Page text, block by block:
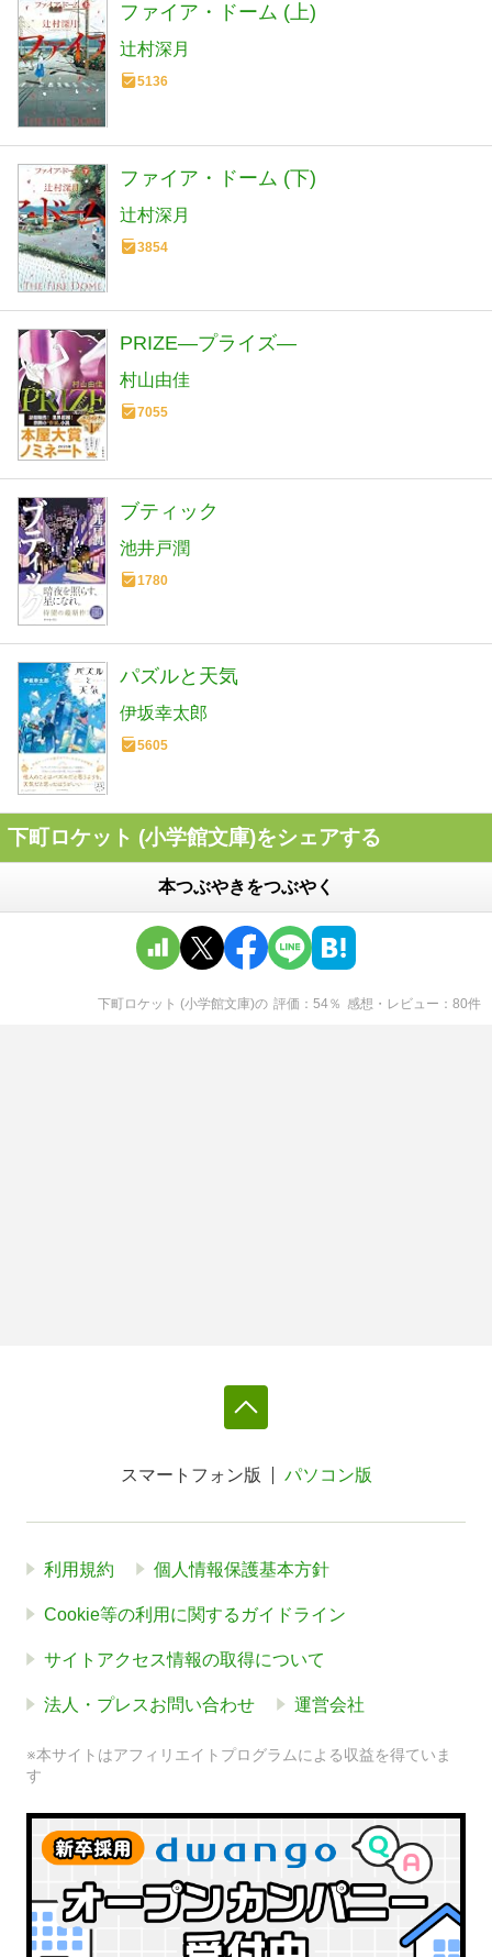
ファイア・ドーム (上)
辻村深月
5136
ファイア・ドーム (下)
辻村深月
3854
PRIZE―プライズ―
村山由佳
7055
ブティック
池井戸潤
1780
パズルと天気
伊坂幸太郎
5605
下町ロケット (小学館文庫)をシェアする
本つぶやきをつぶやく
下町ロケット (小学館文庫)の 評価 54％ 感想・レビュー 80件
スマートフォン版 パソコン版
利用規約 個人情報保護基本方針
Cookie等の利用に関するガイドライン
サイトアクセス情報の取得について
法人・プレスお問い合わせ 運営会社
※本サイトはアフィリエイトプログラムによる収益を得ていま
す